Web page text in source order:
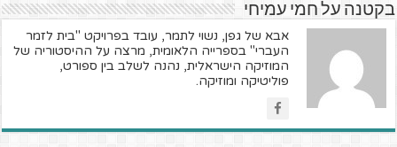
בקטנה על חמי עמיחי
אבא של גפן, נשוי לתמר, עובד בפרויקט "בית לזמר
העברי" בספרייה הלאומית, מרצה על ההיסטוריה של
המוזיקה הישראלית, נהנה לשלב בין ספורט,
פוליטיקה ומוזיקה.